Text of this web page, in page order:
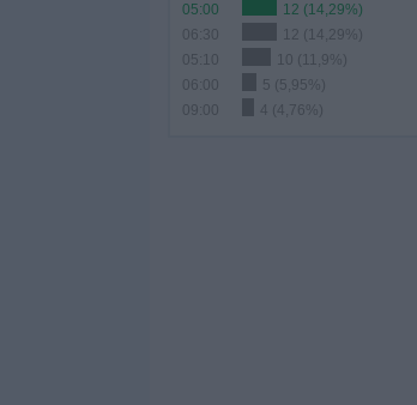
05:00
12 (14,29%)
06:30
12 (14,29%)
05:10
10 (11,9%)
06:00
5 (5,95%)
09:00
4 (4,76%)